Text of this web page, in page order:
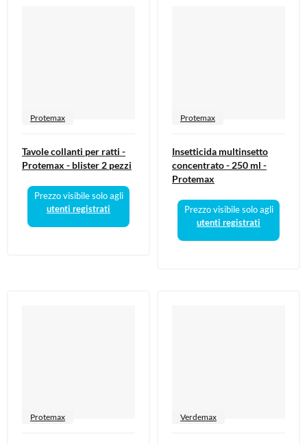
Protemax
Tavole collanti per ratti -
Protemax - blister 2 pezzi
Prezzo visibile solo agli
utenti registrati
Protemax
Insetticida multinsetto
concentrato - 250 ml -
Protemax
Prezzo visibile solo agli
utenti registrati
Protemax Verdemax